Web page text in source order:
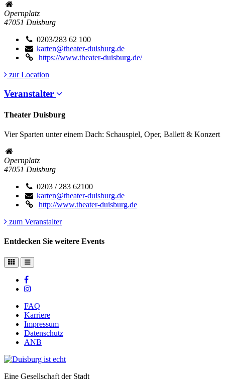
Opernplatz
47051 Duisburg
0203/283 62 100
karten@theater-duisburg.de
https://www.theater-duisburg.de/
zur Location
Veranstalter
Theater Duisburg
Vier Sparten unter einem Dach: Schauspiel, Oper, Ballett & Konzert
Opernplatz
47051 Duisburg
0203 / 283 62100
karten@theater-duisburg.de
http://www.theater-duisburg.de
zum Veranstalter
Entdecken Sie weitere Events
FAQ
Karriere
Impressum
Datenschutz
ANB
Eine Gesellschaft der Stadt